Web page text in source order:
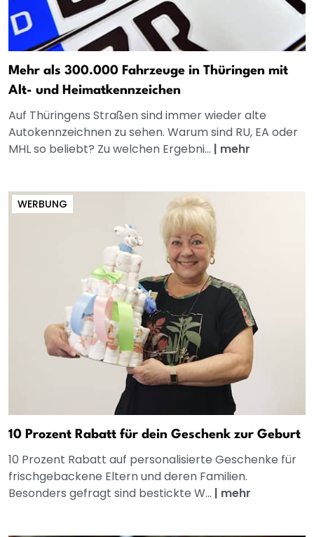
Mehr als 300.000 Fahrzeuge in Thüringen mit
Alt- und Heimatkennzeichen
Auf Thüringens Straßen sind immer wieder alte
Autokennzeichnen zu sehen. Warum sind RU, EA oder
MHL so beliebt? Zu welchen Ergebni... | mehr
WERBUNG
10 Prozent Rabatt für dein Geschenk zur Geburt
10 Prozent Rabatt auf personalisierte Geschenke für
frischgebackene Eltern und deren Familien.
Besonders gefragt sind bestickte W... | mehr